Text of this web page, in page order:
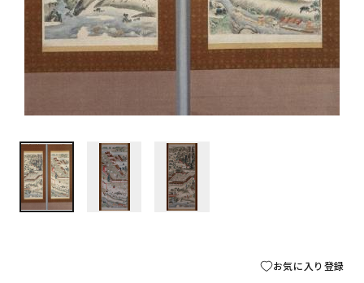
お気に入り登録